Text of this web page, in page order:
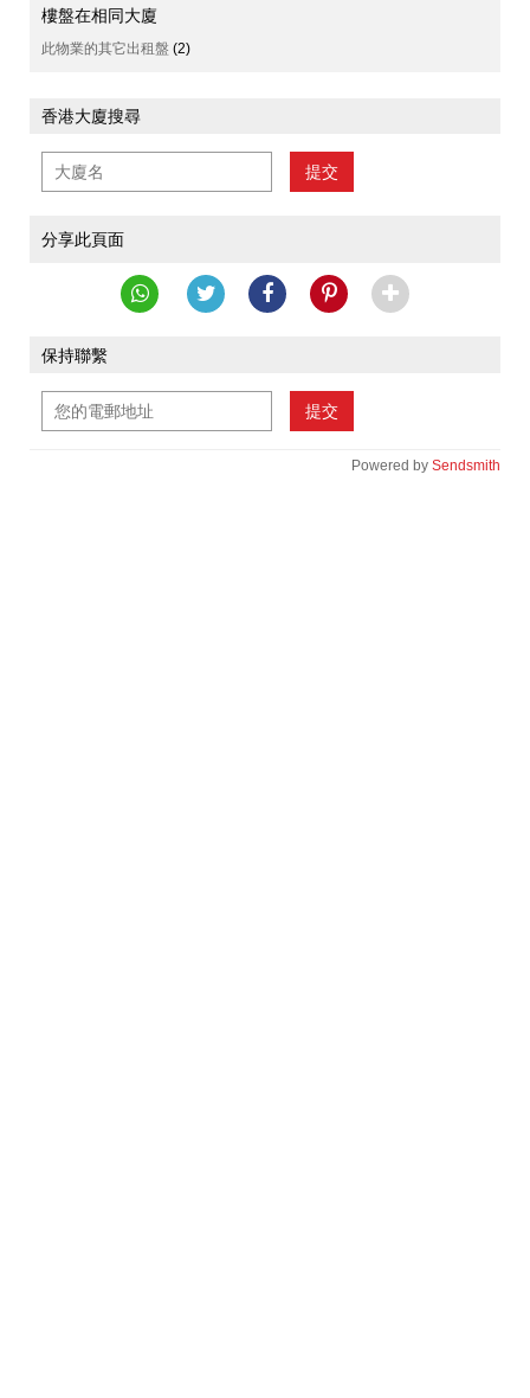
樓盤在相同大廈
此物業的其它出租盤 (2)
香港大廈搜尋
提交
分享此頁面
保持聯繫
提交
Powered by Sendsmith